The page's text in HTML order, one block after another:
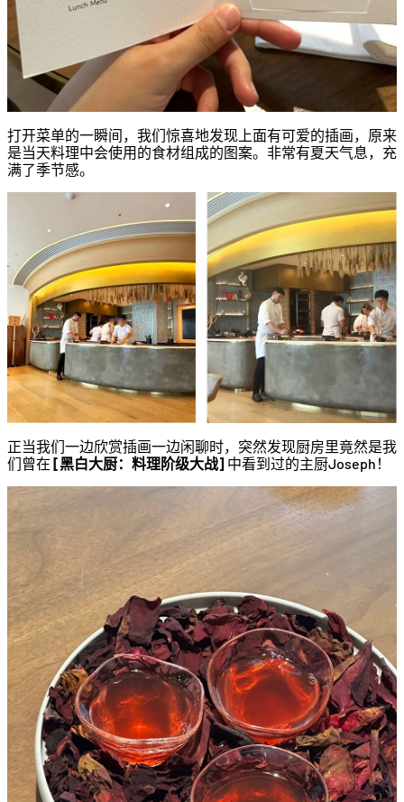
打开菜单的一瞬间，我们惊喜地发现上面有可爱的插画，原来
是当天料理中会使用的食材组成的图案。非常有夏天气息，充
满了季节感。
正当我们一边欣赏插画一边闲聊时，突然发现厨房里竟然是我
们曾在 [黑白大厨：料理阶级大战] 中看到过的主厨Joseph！